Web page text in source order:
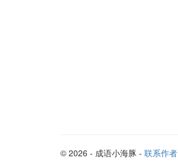
© 2026 - 成语小海豚 - 联系作者